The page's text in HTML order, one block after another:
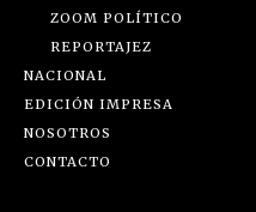
ZOOM POLÍTICO
REPORTAJEZ
NACIONAL
EDICIÓN IMPRESA
NOSOTROS
CONTACTO